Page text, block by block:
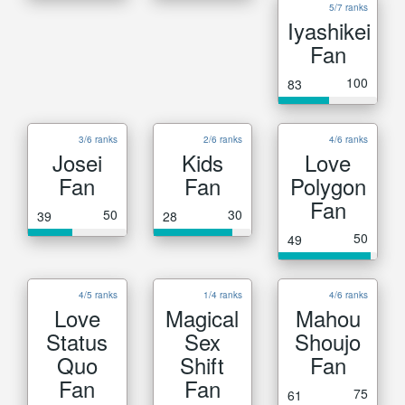
5/7 ranks
Iyashikei
Fan
83 100
3/6 ranks
Josei
Fan
39 50
2/6 ranks
Kids
Fan
28 30
4/6 ranks
Love
Polygon
Fan
49 50
4/5 ranks
Love
Status
Quo
Fan
1/4 ranks
Magical
Sex
Shift
Fan
4/6 ranks
Mahou
Shoujo
Fan
61 75